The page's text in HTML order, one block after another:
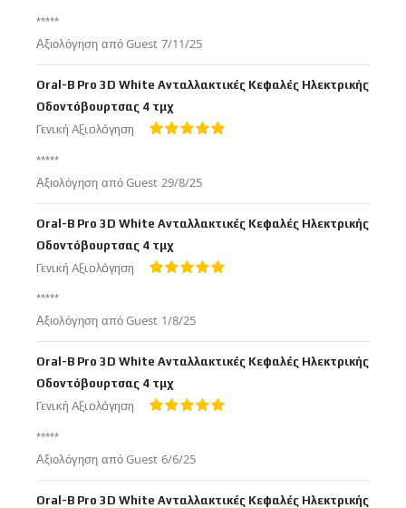
*****
Αξιολόγηση απόGuest Δημοσιεύτηκε
στις
7/11/25
Oral-B Pro 3D White Ανταλλακτικές Κεφαλές Ηλεκτρικής
Οδοντόβουρτσας 4 τμχ
Γενική Αξιολόγηση
*****
Αξιολόγηση απόGuest Δημοσιεύτηκε
στις
29/8/25
Oral-B Pro 3D White Ανταλλακτικές Κεφαλές Ηλεκτρικής
Οδοντόβουρτσας 4 τμχ
Γενική Αξιολόγηση
*****
Αξιολόγηση απόGuest Δημοσιεύτηκε
στις
1/8/25
Oral-B Pro 3D White Ανταλλακτικές Κεφαλές Ηλεκτρικής
Οδοντόβουρτσας 4 τμχ
Γενική Αξιολόγηση
*****
Αξιολόγηση απόGuest Δημοσιεύτηκε
στις
6/6/25
Oral-B Pro 3D White Ανταλλακτικές Κεφαλές Ηλεκτρικής